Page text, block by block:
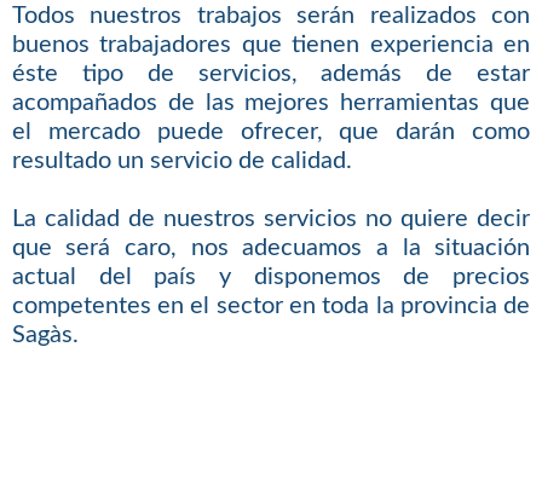
Todos nuestros trabajos serán realizados con
buenos trabajadores que tienen experiencia en
éste tipo de servicios, además de estar
acompañados de las mejores herramientas que
el mercado puede ofrecer, que darán como
resultado un servicio de calidad.
La calidad de nuestros servicios no quiere decir
que será caro, nos adecuamos a la situación
actual del país y disponemos de precios
competentes en el sector en toda la provincia de
Sagàs.